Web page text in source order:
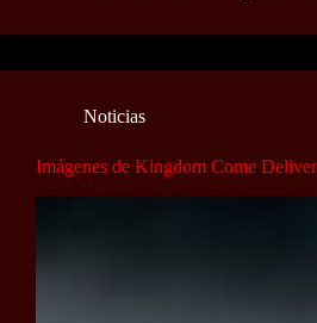
Noticias
Imágenes de Kingdom Come